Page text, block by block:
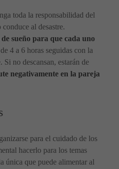
toda la responsabilidad del
al desastre.
sueño para que cada uno
4 a 6 horas seguidas con la
no descansan, estarán de
negativamente en la pareja
para el cuidado de los
hacerlo para los temas
única que puede alimentar al